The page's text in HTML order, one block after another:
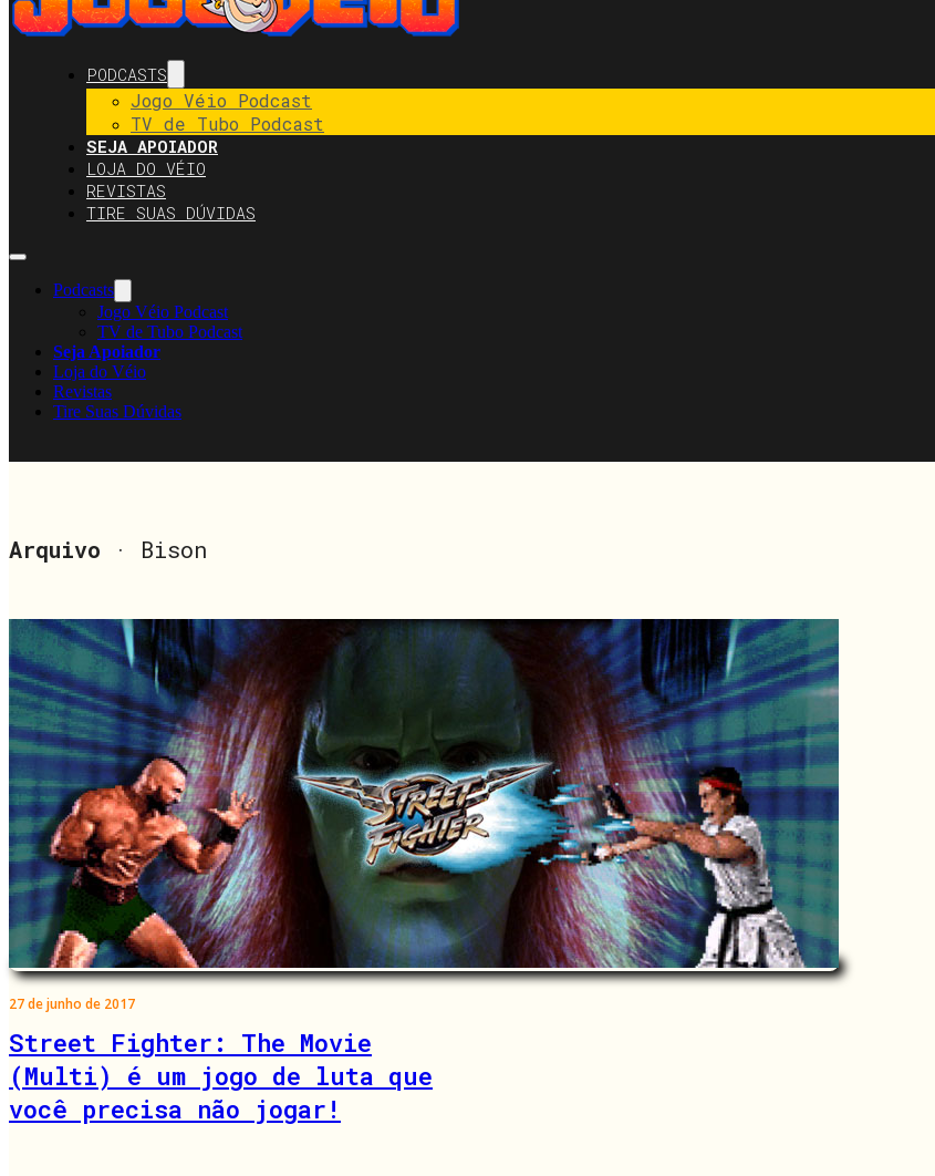
PODCASTS
Jogo Véio Podcast
TV de Tubo Podcast
SEJA APOIADOR
LOJA DO VÉIO
REVISTAS
TIRE SUAS DÚVIDAS
Podcasts
Jogo Véio Podcast
TV de Tubo Podcast
Seja Apoiador
Loja do Véio
Revistas
Tire Suas Dúvidas
Arquivo · Bison
27 de junho de 2017
Street Fighter: The Movie
(Multi) é um jogo de luta que
você precisa não jogar!